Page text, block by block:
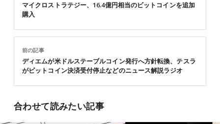
前の記事
ディエムが米ドルステーブルコイン発行へ方針転換、テスラ
がビットコイン決済受付停止などのニュース解説ラジオ
マイクロストラテジー、16.4億円相当のビットコインを追加
購入
合わせて読みたい記事